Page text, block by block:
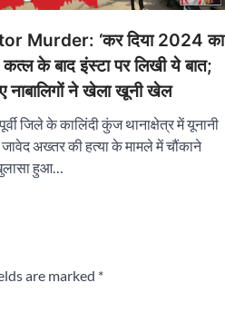
Murder: ‘कर दिया 2024 का
कत्ल के बाद इंस्टा पर लिखी ये बात;
नाबालिगों ने खेला खूनी खेल
जिले के कालिंदी कुंज थानाक्षेत्र में यूनानी
अख्तर की हत्या के मामले में चौंकाने
हुआ…
are marked *